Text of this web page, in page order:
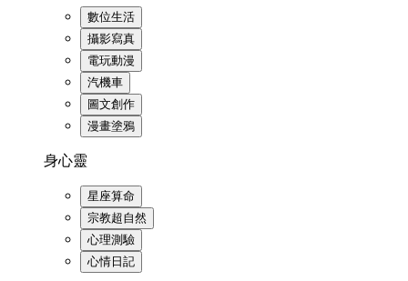
數位生活
攝影寫真
電玩動漫
汽機車
圖文創作
漫畫塗鴉
身心靈
星座算命
宗教超自然
心理測驗
心情日記